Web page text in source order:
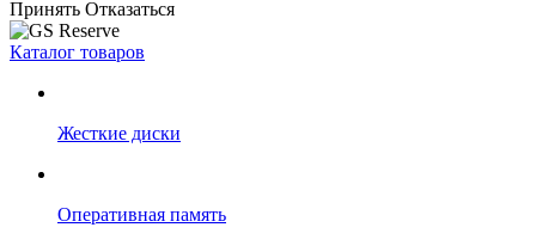
Принять Отказаться
Каталог товаров
Жесткие диски
Оперативная память